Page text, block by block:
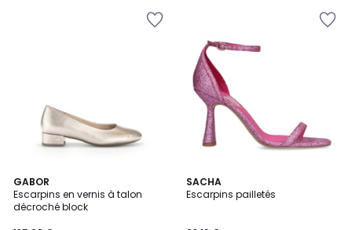
GABOR
Escarpins en vernis à talon
décroché block
5
/
5
2
Couleurs
SACHA
Escarpins pailletés